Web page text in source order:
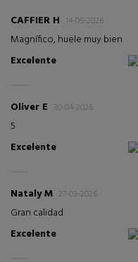
CAFFIER H 14-05-2026
Magnífico, huele muy bien
Excelente
Oliver E 30-04-2026
5
Excelente
Nataly M 27-03-2026
Gran calidad
Excelente